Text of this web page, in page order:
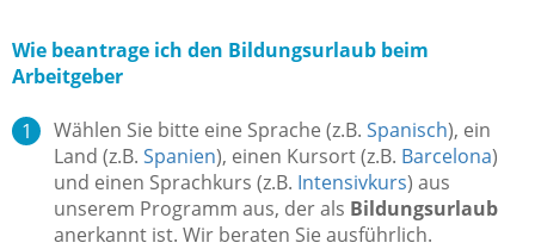
Wie beantrage ich den Bildungsurlaub beim
Arbeitgeber
Wählen Sie bitte eine Sprache (z.B. Spanisch), ein
Land (z.B. Spanien), einen Kursort (z.B. Barcelona)
und einen Sprachkurs (z.B. Intensivkurs) aus
unserem Programm aus, der als Bildungsurlaub
anerkannt ist. Wir beraten Sie ausführlich.